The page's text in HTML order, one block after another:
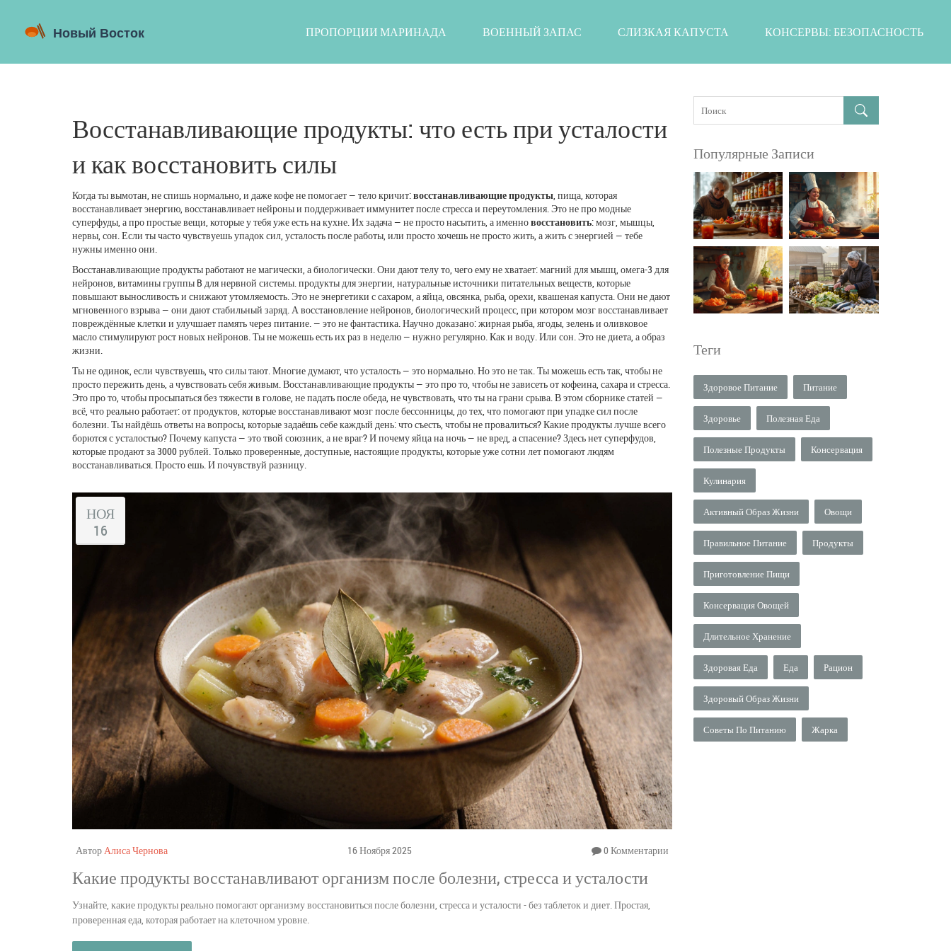
ПРОПОРЦИИ МАРИНАДА ВОЕННЫЙ ЗАПАС СЛИЗКАЯ КАПУСТА КОНСЕРВЫ: БЕЗОПАСНОСТЬ
Восстанавливающие продукты: что есть при усталости
и как восстановить силы
Когда ты вымотан, не спишь нормально, и даже кофе не помогает — тело кричит:восстанавливающие продукты пища, которая
восстанавливает энергию, восстанавливает нейроны и поддерживает иммунитет после стресса и переутомления Это не про модные
суперфуды, а про простые вещи, которые у тебя уже есть на кухне. Их задача — не просто насытить, а именновосстановить: мозг, мышцы,
нервы, сон. Если ты часто чувствуешь упадок сил, усталость после работы, или просто хочешь не просто жить, а жить с энергией — тебе
нужны именно они.
Восстанавливающие продукты работают не магически, а биологически. Они дают телу то, чего ему не хватает: магний для мышц, омега-3 для
нейронов, витамины группы B для нервной системы. продукты для энергии натуральные источники питательных веществ, которые
повышают выносливость и снижают утомляемость Это не энергетики с сахаром, а яйца, овсянка, рыба, орехи, квашеная капуста. Они не дают
мгновенного взрыва — они дают стабильный заряд. А восстановление нейронов биологический процесс, при котором мозг восстанавливает
повреждённые клетки и улучшает память через питание — это не фантастика. Научно доказано: жирная рыба, ягоды, зелень и оливковое
масло стимулируют рост новых нейронов. Ты не можешь есть их раз в неделю — нужно регулярно. Как и воду. Или сон. Это не диета, а образ
жизни.
Ты не одинок, если чувствуешь, что силы тают. Многие думают, что усталость — это нормально. Но это не так. Ты можешь есть так, чтобы не
просто пережить день, а чувствовать себя живым. Восстанавливающие продукты — это про то, чтобы не зависеть от кофеина, сахара и стресса.
Это про то, чтобы просыпаться без тяжести в голове, не падать после обеда, не чувствовать, что ты на грани срыва. В этом сборнике статей —
всё, что реально работает: от продуктов, которые восстанавливают мозг после бессонницы, до тех, что помогают при упадке сил после
болезни. Ты найдёшь ответы на вопросы, которые задаёшь себе каждый день: что съесть, чтобы не провалиться? Какие продукты лучше всего
борются с усталостью? Почему капуста — это твой союзник, а не враг? И почему яйца на ночь — не вред, а спасение? Здесь нет суперфудов,
которые продают за 3000 рублей. Только проверенные, доступные, настоящие продукты, которые уже сотни лет помогают людям
восстанавливаться. Просто ешь. И почувствуй разницу.
НОЯ
16
АвторАлиса Чернова 16 Ноября 2025 0 Комментарии
Какие продукты восстанавливают организм после болезни, стресса и усталости
Узнайте, какие продукты реально помогают организму восстановиться после болезни, стресса и усталости - без таблеток и диет. Простая,
проверенная еда, которая работает на клеточном уровне.
Популярные Записи
Теги
Здоровое Питание Питание
Здоровье Полезная Еда
Полезные Продукты Консервация
Кулинария
Активный Образ Жизни Овощи
Правильное Питание Продукты
Приготовление Пищи
Консервация Овощей
Длительное Хранение
Здоровая Еда Еда Рацион
Здоровый Образ Жизни
Советы По Питанию Жарка